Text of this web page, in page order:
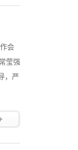
会
莹强
，严